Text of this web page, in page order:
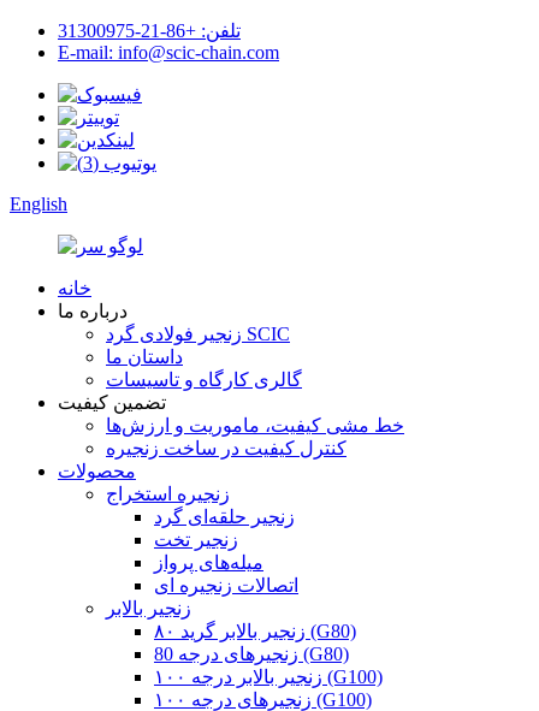
تلفن: +86-21-31300975
E-mail: info@scic-chain.com
English
خانه
درباره ما
زنجیر فولادی گرد SCIC
داستان ما
گالری کارگاه و تاسیسات
تضمین کیفیت
خط مشی کیفیت، ماموریت و ارزش‌ها
کنترل کیفیت در ساخت زنجیره
محصولات
زنجیره استخراج
زنجیر حلقه‌ای گرد
زنجیر تخت
میله‌های پرواز
اتصالات زنجیره ای
زنجیر بالابر
زنجیر بالابر گرید ۸۰ (G80)
زنجیرهای درجه 80 (G80)
زنجیر بالابر درجه ۱۰۰ (G100)
زنجیرهای درجه ۱۰۰ (G100)